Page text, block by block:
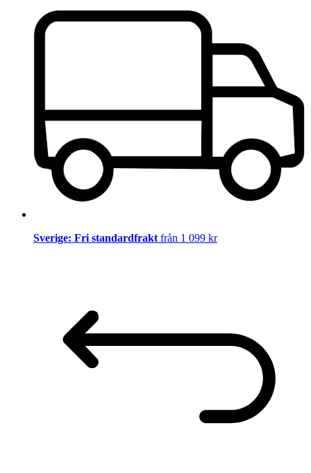
Sverige: Fri standardfrakt från 1 099 kr